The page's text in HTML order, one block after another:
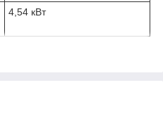
4,54 кВт